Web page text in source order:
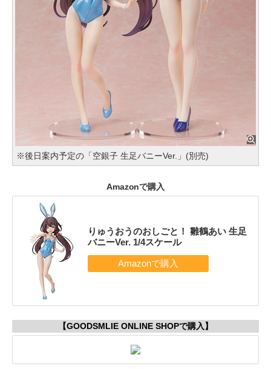
※後日案内予定の「空銀子 生足バニーVer.」(別売)
Amazonで購入
りゅうおうのおしごと！ 雛鶴あい 生足
バニーVer. 1/4スケール
【GOODSMLIE ONLINE SHOPで購入】